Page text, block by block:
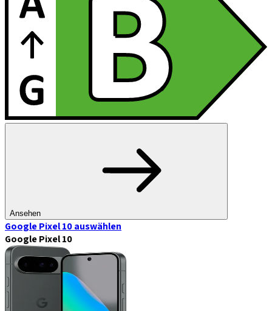
Ansehen
Google Pixel 10auswählen
Google Pixel 10